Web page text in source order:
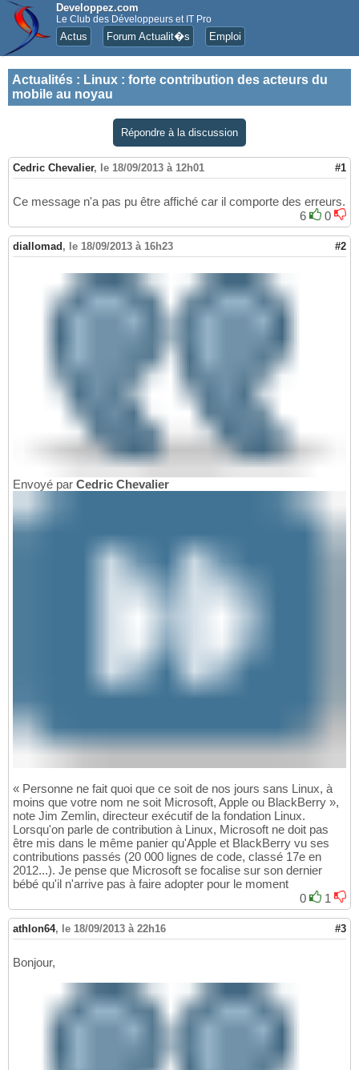
Developpez.com
Le Club des Développeurs et IT Pro
Actus Forum Actualit�s Emploi
Actualités : Linux : forte contribution des acteurs du
mobile au noyau
Répondre à la discussion
Cedric Chevalier, le 18/09/2013 à 12h01 #1
Ce message n'a pas pu être affiché car il comporte des erreurs.
6
0
diallomad , le 18/09/2013 à 16h23 #2
Envoyé par Cedric Chevalier
« Personne ne fait quoi que ce soit de nos jours sans Linux, à
moins que votre nom ne soit Microsoft, Apple ou BlackBerry »,
note Jim Zemlin, directeur exécutif de la fondation Linux.
Lorsqu'on parle de contribution à Linux, Microsoft ne doit pas
être mis dans le même panier qu'Apple et BlackBerry vu ses
contributions passés (20 000 lignes de code, classé 17e en
2012...). Je pense que Microsoft se focalise sur son dernier
bébé qu'il n'arrive pas à faire adopter pour le moment
0
1
athlon64, le 18/09/2013 à 22h16 #3
Bonjour,